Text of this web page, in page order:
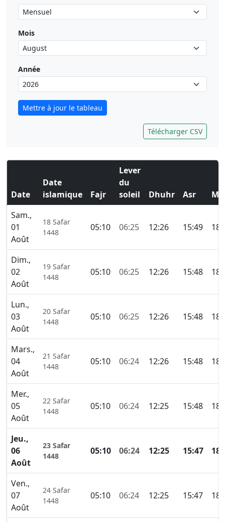
Mois
Année
Mettre à jour le tableau
Télécharger CSV
Date
Date
islamique
Fajr
Lever
du
soleil
Dhuhr Asr
Sam.,
01
Août
18 Safar
1448
05:10 06:25 12:26 15:49
Dim.,
02
Août
19 Safar
1448
05:10 06:25 12:26 15:48
Lun.,
03
Août
20 Safar
1448
05:10 06:25 12:26 15:48
Mars.,
04
Août
21 Safar
1448
05:10 06:24 12:26 15:48
Mer.,
05
Août
22 Safar
1448
05:10 06:24 12:25 15:48
Jeu.,
06
Août
23 Safar
1448
05:10 06:24 12:25 15:47
Ven.,
07
Août
24 Safar
1448
05:10 06:24 12:25 15:47